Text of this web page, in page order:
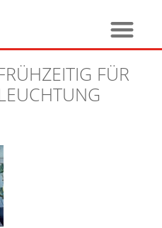
FÜR